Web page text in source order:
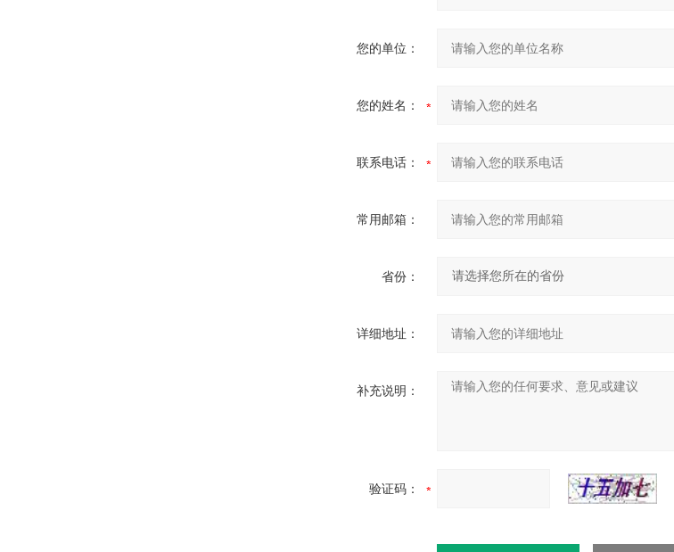
您的单位：
您的姓名：
联系电话：
常用邮箱：
省份：
详细地址：
补充说明：
验证码：